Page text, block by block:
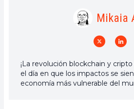
Mikaia
¡La revolución blockchain y
el día en que los impactos se
economía más vulnerable del